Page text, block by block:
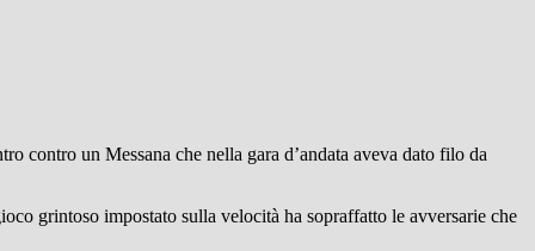
contro un Messana che nella gara d’andata aveva dato filo da
grintoso impostato sulla velocità ha sopraffatto le avversarie che